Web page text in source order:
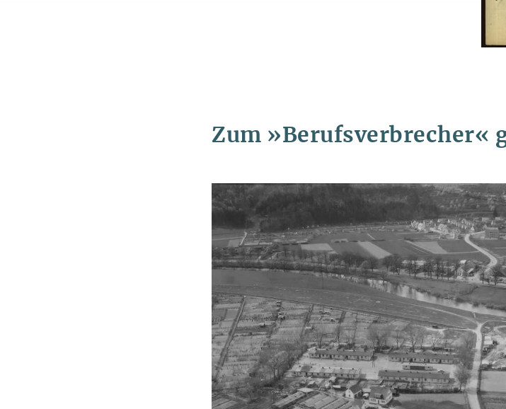
Zum »Berufs­verbrecher«